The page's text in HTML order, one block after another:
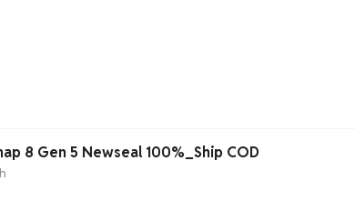
8 Gen 5 Newseal 100%_Ship COD